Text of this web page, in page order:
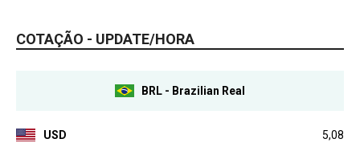
COTAÇÃO - UPDATE/HORA
BRL - Brazilian Real
USD 5,08